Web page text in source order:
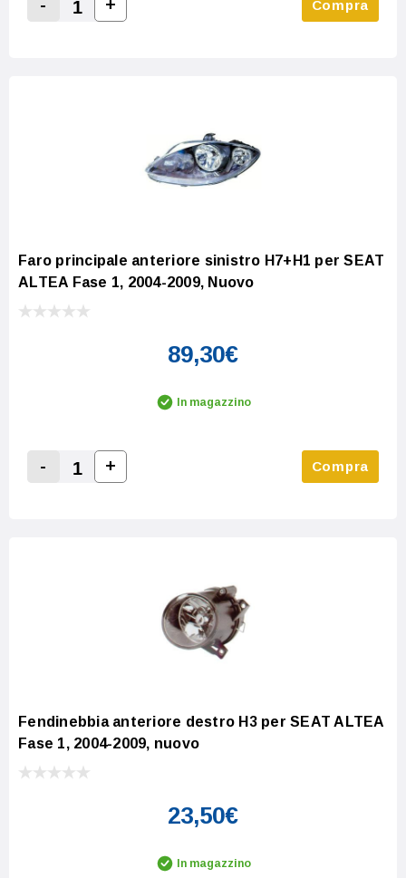
Decrease Quantity:
-
Increase Quantity:
+ Compra
Faro principale anteriore sinistro H7+H1 per SEAT
ALTEA Fase 1, 2004-2009, Nuovo
89,30€
In magazzino
Decrease Quantity:
-
Increase Quantity:
+ Compra
Fendinebbia anteriore destro H3 per SEAT ALTEA
Fase 1, 2004-2009, nuovo
23,50€
In magazzino